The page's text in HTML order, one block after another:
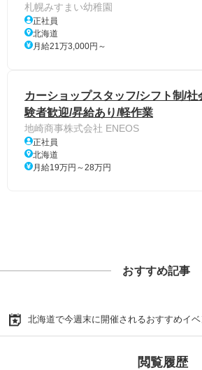
札幌みすまい幼稚園
正社員
北海道
月給21万3,000円～
カーショップスタッフ/シフト制/社
験者歓迎/昇給あり/軽作業
地崎商事株式会社 ENEOS
正社員
北海道
月給19万円～28万円
おすすめ記事
北海道で今週末に開催されるおすすめイ
閲覧履歴